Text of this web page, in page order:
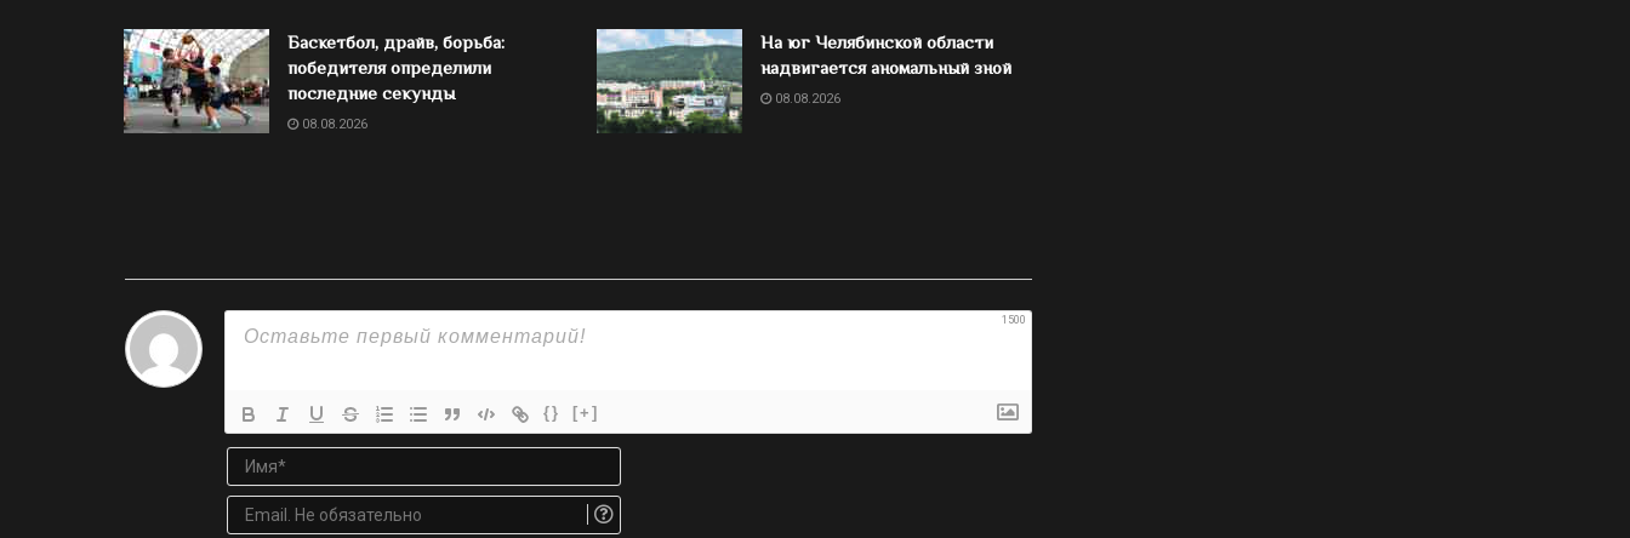
Баскетбол, драйв, борьба:
победителя определили
последние секунды
08.08.2026
На юг Челябинской области
надвигается аномальный зной
08.08.2026
1500
{} [+]
Имя*
Email.